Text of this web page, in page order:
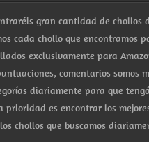
gran cantidad de
cada chollo que encontramos
exclusivamente para
comentarios somos
diariamente para que
prioridad es encontrar los
chollos que buscamos